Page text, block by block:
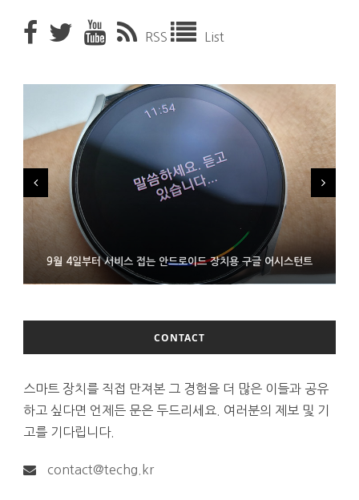
RSS List
9월 4일부터 서비스 접는 안드로이드 장치용 구글 어시스턴트
FMS 2026서 차세대 3D 메모리 ZHBM·ZNAND-O 모형 처음 선
보인 삼성전자
에이수스 구글북 ‘CX9406’ 제품 이미지 유출
CONTACT
스마트 장치를 직접 만져본 그 경험을 더 많은 이들과 공유
하고 싶다면 언제든 문은 두드리세요. 여러분의 제보 및 기
고를 기다립니다.
contact@techg.kr